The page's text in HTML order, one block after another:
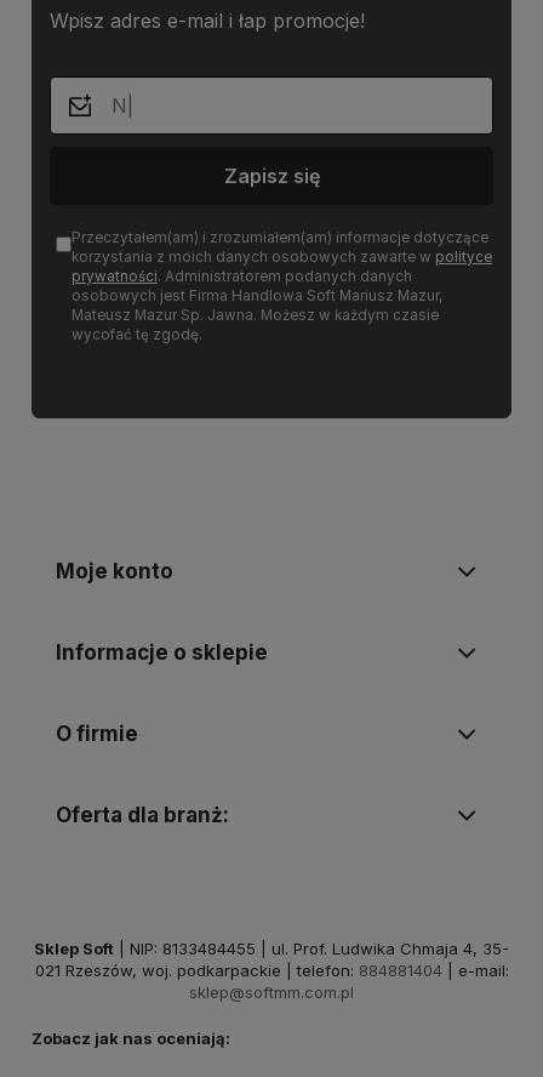
Wpisz adres e-mail i łap promocje!
Zapisz się
Przeczytałem(am) i zrozumiałem(am) informacje dotyczące
korzystania z moich danych osobowych zawarte w polityce
prywatności. Administratorem podanych danych
osobowych jest Firma Handlowa Soft Mariusz Mazur,
Mateusz Mazur Sp. Jawna. Możesz w każdym czasie
wycofać tę zgodę.
Moje konto
Informacje o sklepie
O firmie
Oferta dla branż:
Sklep Soft | NIP: 8133484455 | ul. Prof. Ludwika Chmaja 4, 35-
021 Rzeszów, woj. podkarpackie | telefon: 884881404 | e-mail:
sklep@softmm.com.pl
Zobacz jak nas oceniają: